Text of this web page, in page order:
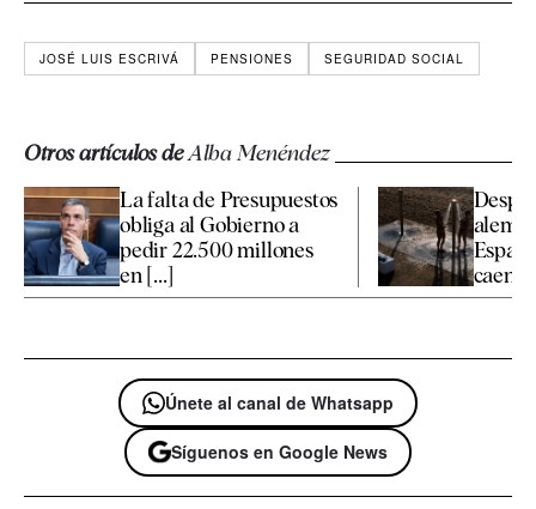
JOSÉ LUIS ESCRIVÁ PENSIONES SEGURIDAD SOCIAL
Otros artículos deAlba Menéndez
La falta de Presupuestos
obliga al Gobierno a
pedir 22.500 millones
en [...]
caen
Únete al canal de Whatsapp
Síguenos en Google News